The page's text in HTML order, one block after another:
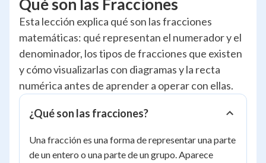
Qué son las Fracciones
Esta lección explica qué son las fracciones
matemáticas: qué representan el numerador y el
denominador, los tipos de fracciones que existen
y cómo visualizarlas con diagramas y la recta
numérica antes de aprender a operar con ellas.
¿Qué son las fracciones?
Una fracción es una forma de representar una parte
de un entero o una parte de un grupo. Aparece